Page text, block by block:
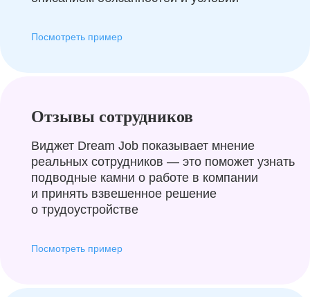
Посмотреть пример
Отзывы сотрудников
Виджет Dream Job показывает мнение
реальных сотрудников — это поможет узнать
подводные камни о работе в компании
и принять взвешенное решение
о трудоустройстве
Посмотреть пример